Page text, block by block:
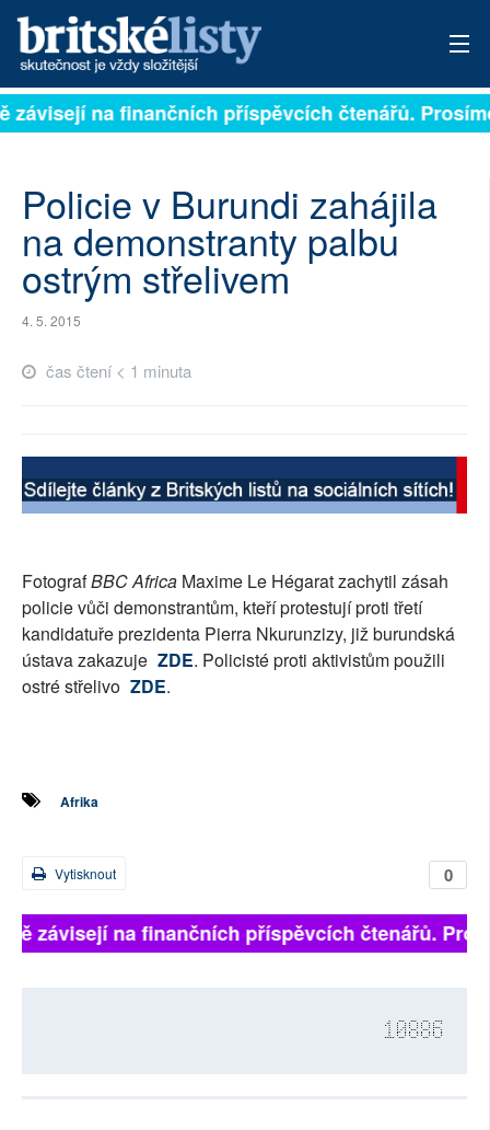
PŘIHLÁSIT
ARCHIV
ROZHOVORY
TÉMATA
NEJČTENĚJŠÍ ZA 7 DNÍ
SOCIÁLNÍ SÍTĚ
PLNÁ VERZE STRÁNEK
závisejí na finančních příspěvcích čtenářů.
Policie v Burundi zahájila
na demonstranty palbu
ostrým střelivem
4. 5. 2015
čas čtení < 1 minuta
FotografBBC Africa Maxime Le Hégarat zachytil zásah
policie vůči demonstrantům, kteří protestují proti třetí
kandidatuře prezidenta Pierra Nkurunzizy, již burundská
ústava zakazuje ZDE. Policisté proti aktivistům použili
ostré střelivo ZDE.
Afrika
0
Vytisknout
závisejí na finančních příspěvcích čtenářů.
10886